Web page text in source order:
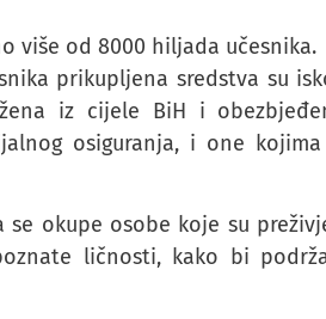
više od 8000 hiljada učesnika.
prikupljena sredstva su
iz cijele BiH i
osiguranja, i one
okupe osobe koje su
ličnosti, kako bi